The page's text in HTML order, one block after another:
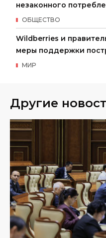
незаконного
ОБЩЕСТВО
Wildberries и
меры поддержки
МИР
Другие